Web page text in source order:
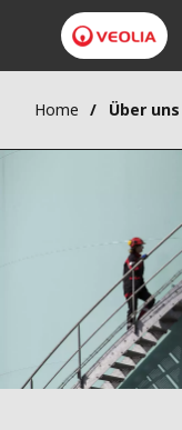
Home Über uns